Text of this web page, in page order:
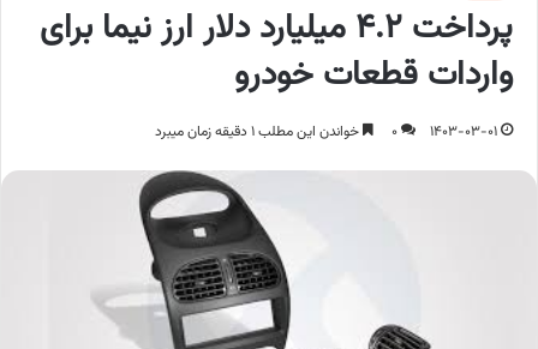
پرداخت ۴.۲ میلیارد دلار ارز نیما برای
واردات قطعات خودرو
1403-03-01
0 خواندن این مطلب 1 دقیقه زمان میبرد